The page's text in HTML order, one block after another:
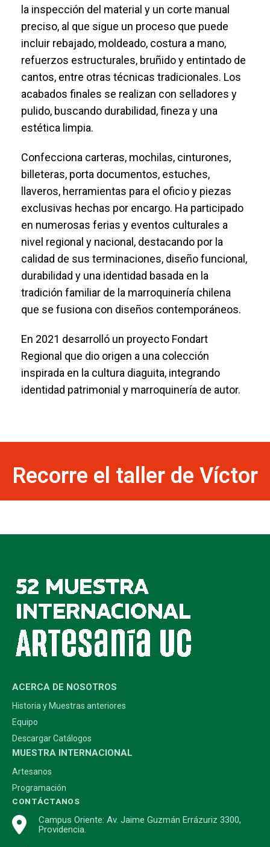
la inspección del material y un corte manual
preciso, al que sigue un proceso que puede
incluir rebajado, moldeado, costura a mano,
refuerzos estructurales, bruñido y entintado de
cantos, entre otras técnicas tradicionales. Los
acabados finales se realizan con selladores y
pulido, buscando durabilidad, fineza y una
estética limpia.
Confecciona carteras, mochilas, cinturones,
billeteras, porta documentos, estuches,
llaveros, herramientas para el oficio y piezas
exclusivas hechas por encargo. Ha participado
en numerosas ferias y eventos culturales a
nivel regional y nacional, destacando por la
calidad de sus terminaciones, diseño funcional,
durabilidad y una identidad basada en la
tradición familiar de la marroquinería chilena
que se fusiona con diseños contemporáneos.
En 2021 desarrolló un proyecto Fondart
Regional que dio origen a una colección
inspirada en la cultura diaguita, integrando
identidad patrimonial y marroquinería de autor.
Recorre el taller de Víctor
ACERCA DE NOSOTROS
Historia y Muestras anteriores
Equipo
Descargar Catálogos
MUESTRA INTERNACIONAL
Artesanos
Programación
CONTÁCTANOS
Campus Oriente: Av. Jaime Guzmán Errázuriz 3300,
Providencia.